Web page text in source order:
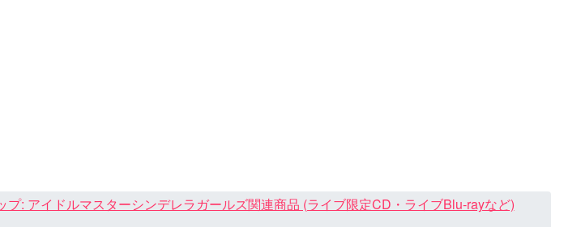
プ: アイドルマスターシンデレラガールズ関連商品 (ライブ限定CD・ライブBlu-rayなど)